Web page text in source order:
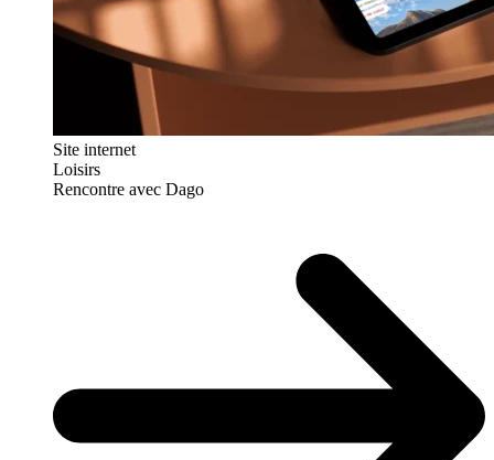
Site internet
Loisirs
Rencontre avec Dago